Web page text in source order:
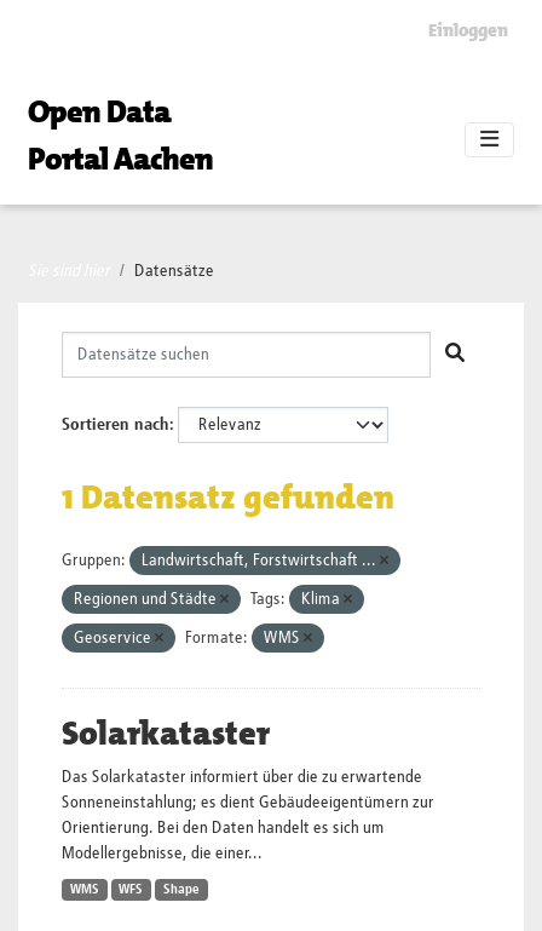
Einloggen
Open Data
Portal Aachen
Datensätze
Sortieren nach
1 Datensatz gefunden
Gruppen: Landwirtschaft, Forstwirtschaft ...
Regionen und Städte Tags: Klima
Geoservice Formate: WMS
Solarkataster
Das Solarkataster informiert über die zu erwartende
Sonneneinstahlung; es dient Gebäudeeigentümern zur
Orientierung. Bei den Daten handelt es sich um
Modellergebnisse, die einer...
WMS WFS Shape